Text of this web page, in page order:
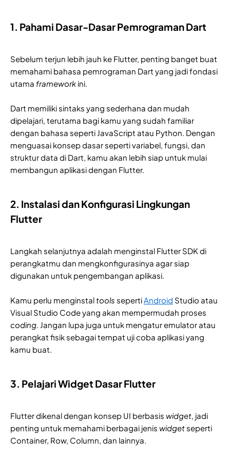
1. Pahami Dasar-Dasar Pemrograman Dart
Sebelum terjun lebih jauh ke Flutter, penting banget buat
memahami bahasa pemrograman Dart yang jadi fondasi
utama framework ini.
Dart memiliki sintaks yang sederhana dan mudah
dipelajari, terutama bagi kamu yang sudah familiar
dengan bahasa seperti JavaScript atau Python. Dengan
menguasai konsep dasar seperti variabel, fungsi, dan
struktur data di Dart, kamu akan lebih siap untuk mulai
membangun aplikasi dengan Flutter.
2. Instalasi dan Konfigurasi Lingkungan
Flutter
Langkah selanjutnya adalah menginstal Flutter SDK di
perangkatmu dan mengkonfigurasinya agar siap
digunakan untuk pengembangan aplikasi.
Kamu perlu menginstal tools sepertiAndroid Studio atau
Visual Studio Code yang akan mempermudah proses
coding. Jangan lupa juga untuk mengatur emulator atau
perangkat fisik sebagai tempat uji coba aplikasi yang
kamu buat.
3. Pelajari Widget Dasar Flutter
Flutter dikenal dengan konsep UI berbasis widget, jadi
penting untuk memahami berbagai jenis widgetseperti
Container, Row, Column, dan lainnya.